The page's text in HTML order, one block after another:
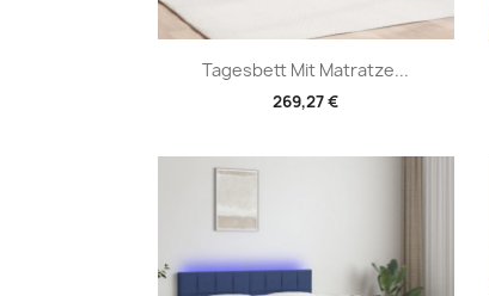
Tagesbett Mit Matratze...
269,27 €
Vorschau